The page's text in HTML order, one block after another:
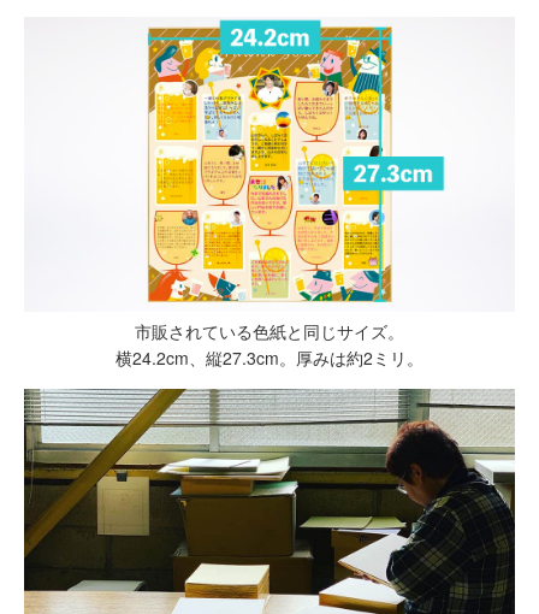
市販されている色紙と同じサイズ。
横24.2cm、縦27.3cm。厚みは約2ミリ。